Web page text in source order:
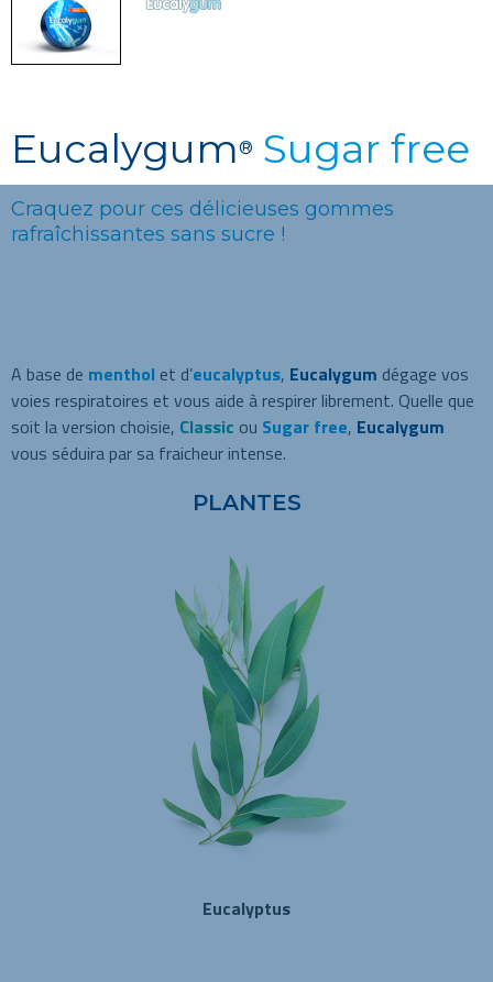
Eucalygum® Sugar free
Craquez pour ces délicieuses gommes
rafraîchissantes sans sucre !
A base de menthol et d’eucalyptus, Eucalygum dégage vos
voies respiratoires et vous aide à respirer librement. Quelle que
soit la version choisie, Classic ou Sugar free, Eucalygum
vous séduira par sa fraicheur intense.
PLANTES
Eucalyptus